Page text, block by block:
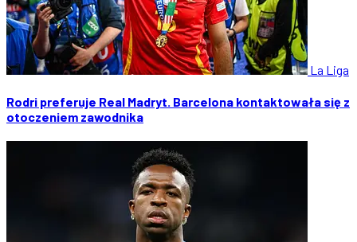
La Liga
Rodri preferuje Real Madryt. Barcelona kontaktowała się z
otoczeniem zawodnika